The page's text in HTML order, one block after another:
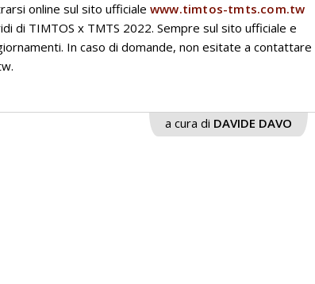
online sul sito ufficiale www.timtos-tmts.com.tw
di TIMTOS x TMTS 2022. Sempre sul sito ufficiale e
In caso di domande, non esitate a contattare
.
a cura di DAVIDE DAVO